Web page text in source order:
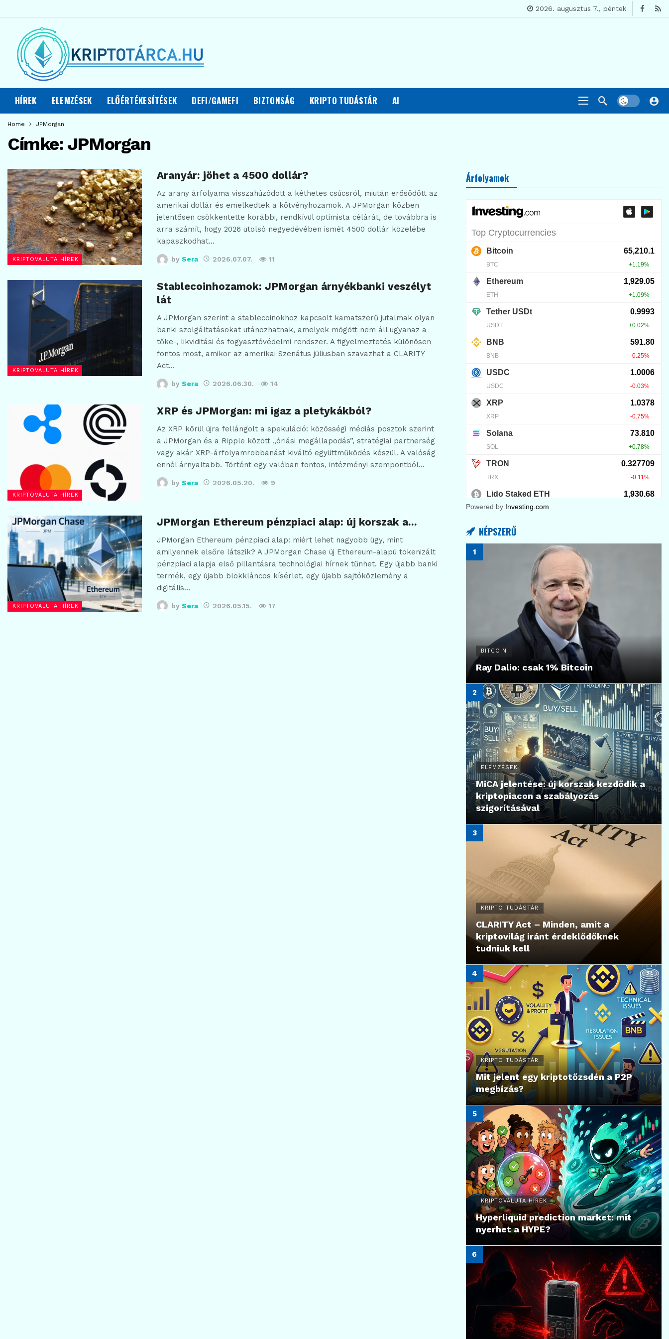
2026. augusztus 7., péntek
HÍREK ELEMZÉSEK ELŐÉRTÉKESÍTÉSEK DEFI/GAMEFI BIZTONSÁG KRIPTO TUDÁSTÁR AI
Home JPMorgan
Címke: JPMorgan
KRIPTOVALUTA HÍREK
Aranyár: jöhet a 4500 dollár?
Az arany árfolyama visszahúzódott a kéthetes csúcsról, miután erősödött az
amerikai dollár és emelkedtek a kötvényhozamok. A JPMorgan közben
jelentősen csökkentette korábbi, rendkívül optimista célárát, de továbbra is
arra számít, hogy 2026 utolsó negyedévében ismét 4500 dollár közelébe
kapaszkodhat…
by Sera 2026.07.07. 11
KRIPTOVALUTA HÍREK
Stablecoinhozamok: JPMorgan árnyékbanki veszélyt
lát
A JPMorgan szerint a stablecoinokhoz kapcsolt kamatszerű jutalmak olyan
banki szolgáltatásokat utánozhatnak, amelyek mögött nem áll ugyanaz a
tőke-, likviditási és fogyasztóvédelmi rendszer. A figyelmeztetés különösen
fontos most, amikor az amerikai Szenátus júliusban szavazhat a CLARITY
Act…
by Sera 2026.06.30. 14
KRIPTOVALUTA HÍREK
XRP és JPMorgan: mi igaz a pletykákból?
Az XRP körül újra fellángolt a spekuláció: közösségi médiás posztok szerint
a JPMorgan és a Ripple között „óriási megállapodás”, stratégiai partnerség
vagy akár XRP-árfolyamrobbanást kiváltó együttműködés készül. A valóság
ennél árnyaltabb. Történt egy valóban fontos, intézményi szempontból…
by Sera 2026.05.20. 9
KRIPTOVALUTA HÍREK
JPMorgan Ethereum pénzpiaci alap: új korszak a…
JPMorgan Ethereum pénzpiaci alap: miért lehet nagyobb ügy, mint
amilyennek elsőre látszik? A JPMorgan Chase új Ethereum-alapú tokenizált
pénzpiaci alapja első pillantásra technológiai hírnek tűnhet. Egy újabb banki
termék, egy újabb blokkláncos kísérlet, egy újabb sajtóközlemény a
digitális…
by Sera 2026.05.15. 17
Árfolyamok
Powered by Investing.com
NÉPSZERŰ
BITCOIN
Ray Dalio: csak 1% Bitcoin
ELEMZÉSEK
MiCA jelentése: új korszak kezdődik a
kriptopiacon a szabályozás
szigorításával
KRIPTO TUDÁSTÁR
CLARITY Act – Minden, amit a
kriptovilág iránt érdeklődőknek
tudniuk kell
KRIPTO TUDÁSTÁR
Mit jelent egy kriptotőzsdén a P2P
megbízás?
KRIPTOVALUTA HÍREK
Hyperliquid prediction market: mit
nyerhet a HYPE?